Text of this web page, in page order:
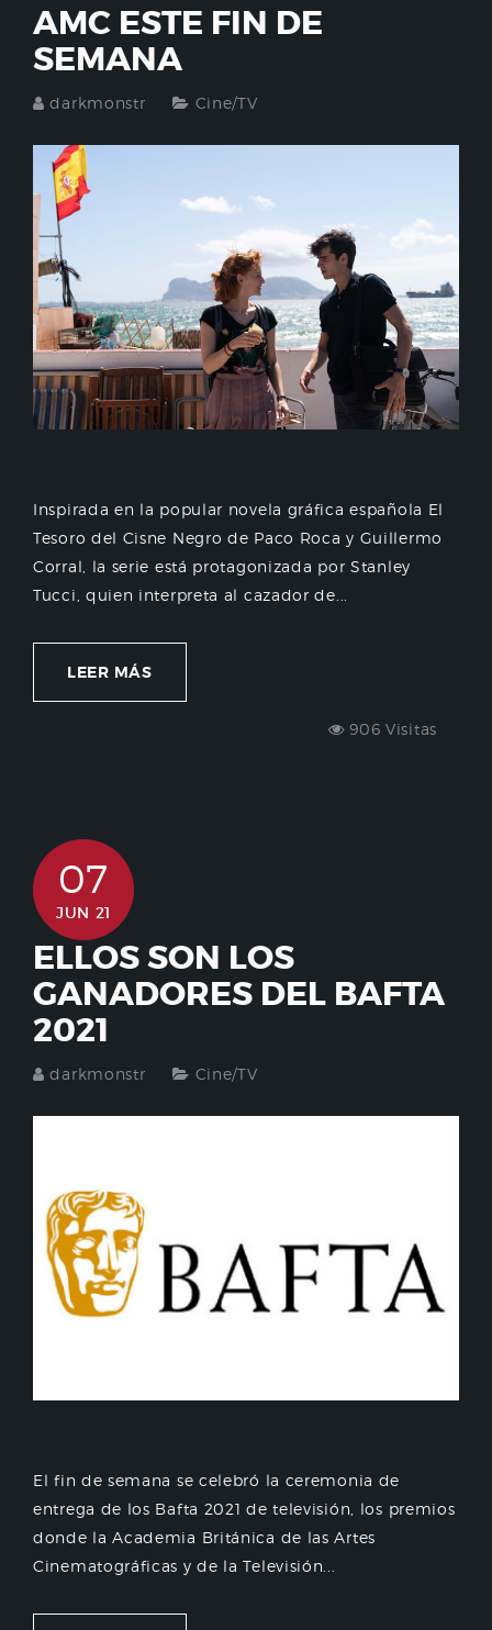
AMC ESTE FIN DE
SEMANA
darkmonstr Cine/TV
Inspirada en la popular novela gráfica española El
Tesoro del Cisne Negro de Paco Roca y Guillermo
Corral, la serie está protagonizada por Stanley
Tucci, quien interpreta al cazador de...
LEER MÁS
906 Visitas
07
JUN 21
ELLOS SON LOS
GANADORES DEL BAFTA
2021
darkmonstr Cine/TV
El fin de semana se celebró la ceremonia de
entrega de los Bafta 2021 de televisión, los premios
donde la Academia Británica de las Artes
Cinematográficas y de la Televisión...